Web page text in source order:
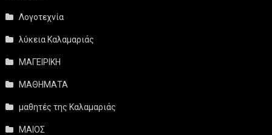
Λογοτεχνία
λύκεια Καλαμαριάς
ΜΑΓΕΙΡΙΚΗ
ΜΑΘΗΜΑΤΑ
μαθητές της Καλαμαριάς
ΜΑΙΟΣ